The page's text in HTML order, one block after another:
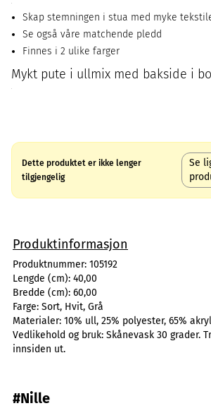
Skap stemningen i stua med myke
Se også våre matchende pledd
Finnes i 2 ulike farger
Mykt pute i ullmix med bakside i
Dette produktet er ikke lenger
tilgjengelig
Se
Produktinformasjon
Produktnummer: 105192
Lengde (cm): 40,00
Bredde (cm): 60,00
Farge: Sort, Hvit, Grå
Materialer: 10% ull, 25% polyester, 65%
Vedlikehold og bruk: Skånevask 30 grader.
innsiden ut.
#Nille